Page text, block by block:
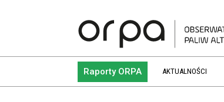
Raporty ORPA AKTUALNOŚCI